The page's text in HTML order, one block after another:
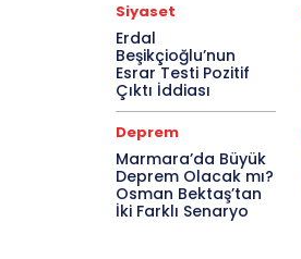
Siyaset
Erdal
Beşikçioğlu’nun
Esrar Testi Pozitif
Çıktı İddiası
Deprem
Marmara’da Büyük
Deprem Olacak mı?
Osman Bektaş’tan
İki Farklı Senaryo